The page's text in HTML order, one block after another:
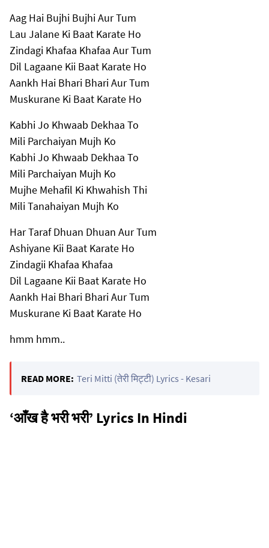
Aag Hai Bujhi Bujhi Aur Tum
Lau Jalane Ki Baat Karate Ho
Zindagi Khafaa Khafaa Aur Tum
Dil Lagaane Kii Baat Karate Ho
Aankh Hai Bhari Bhari Aur Tum
Muskurane Ki Baat Karate Ho
Kabhi Jo Khwaab Dekhaa To
Mili Parchaiyan Mujh Ko
Kabhi Jo Khwaab Dekhaa To
Mili Parchaiyan Mujh Ko
Mujhe Mehafil Ki Khwahish Thi
Mili Tanahaiyan Mujh Ko
Har Taraf Dhuan Dhuan Aur Tum
Ashiyane Kii Baat Karate Ho
Zindagii Khafaa Khafaa
Dil Lagaane Kii Baat Karate Ho
Aankh Hai Bhari Bhari Aur Tum
Muskurane Ki Baat Karate Ho
hmm hmm..
READ MORE: Teri Mitti (तेरी मिट्टी) Lyrics - Kesari
‘आँख है भरी भरी’ Lyrics In Hindi